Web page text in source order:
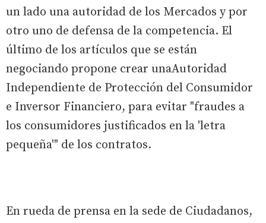
un lado una autoridad de los Mercados y por
otro uno de defensa de la competencia. El
último de los artículos que se están
negociando propone crear unaAutoridad
Independiente de Protección del Consumidor
e Inversor Financiero, para evitar "fraudes a
los consumidores justificados en la 'letra
pequeña'" de los contratos.
En rueda de prensa en la sede de Ciudadanos,